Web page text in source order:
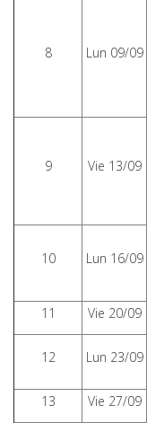
8 Lun 09/09
9 Vie 13/09
10 Lun 16/09
11
Vie 20/09
12 Lun 23/09
13
Vie 27/09